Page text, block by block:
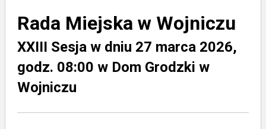
Rada Miejska w Wojniczu
XXIII Sesja w dniu 27 marca 2026,
godz. 08:00 w Dom Grodzki w
Wojniczu